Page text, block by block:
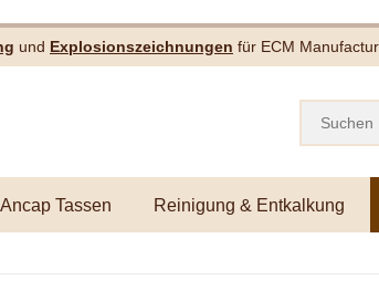
und Explosionszeichnungen für ECM
Ancap Tassen Reinigung & Entkalkung